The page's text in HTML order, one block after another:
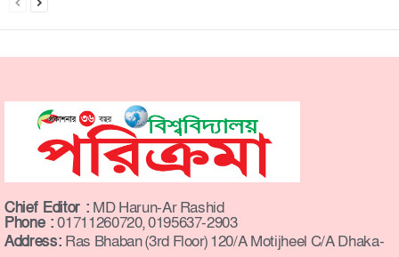
Chief Editor : MD Harun-Ar Rashid
Phone :01711260720, 0195637-2903
Address: Ras Bhaban (3rd Floor) 120/A Motijheel C/A Dhaka-